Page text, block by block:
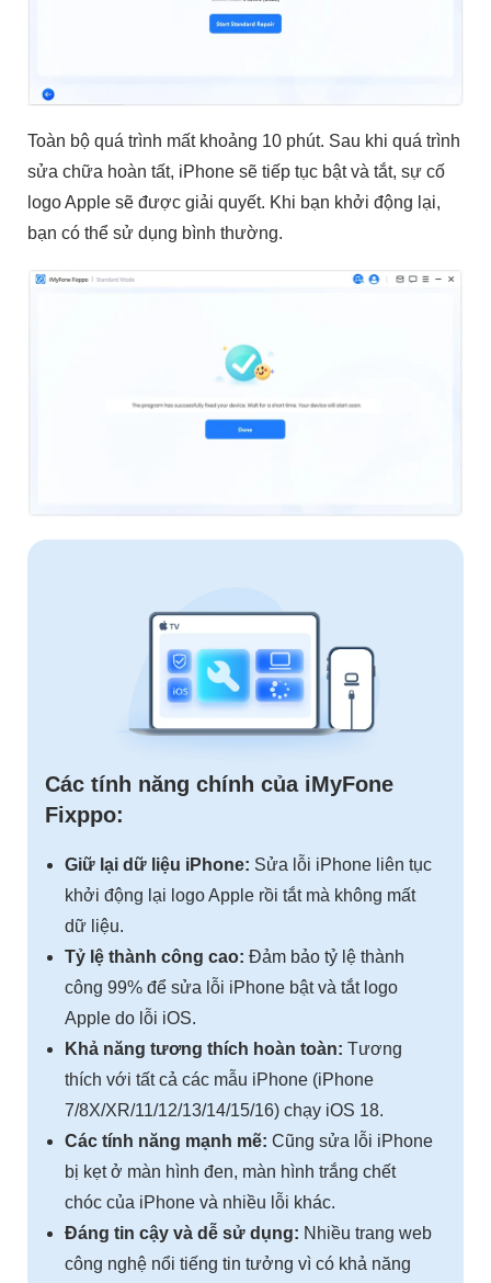
Toàn bộ quá trình mất khoảng 10 phút. Sau khi quá trình
sửa chữa hoàn tất, iPhone sẽ tiếp tục bật và tắt, sự cố
logo Apple sẽ được giải quyết. Khi bạn khởi động lại,
bạn có thể sử dụng bình thường.
Các tính năng chính của iMyFone
Fixppo:
Giữ lại dữ liệu iPhone: Sửa lỗi iPhone liên tục
khởi động lại logo Apple rồi tắt mà không mất
dữ liệu.
Tỷ lệ thành công cao: Đảm bảo tỷ lệ thành
công 99% để sửa lỗi iPhone bật và tắt logo
Apple do lỗi iOS.
Khả năng tương thích hoàn toàn: Tương
thích với tất cả các mẫu iPhone (iPhone
7/8X/XR/11/12/13/14/15/16) chạy iOS 18.
Các tính năng mạnh mẽ: Cũng sửa lỗi iPhone
bị kẹt ở màn hình đen, màn hình trắng chết
chóc của iPhone và nhiều lỗi khác.
Đáng tin cậy và dễ sử dụng: Nhiều trang web
công nghệ nổi tiếng tin tưởng vì có khả năng